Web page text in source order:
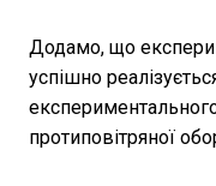
Додамо, що
успішно
протиповітряної